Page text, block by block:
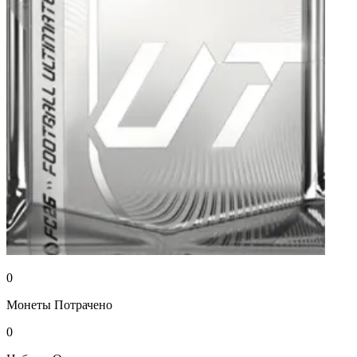
0
Монеты Потрачено
0